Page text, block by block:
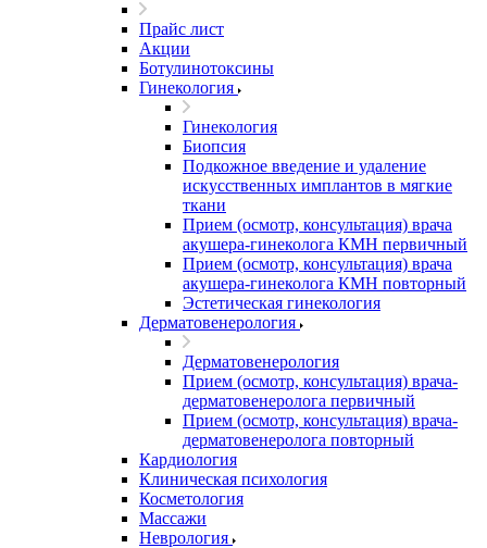
Прайс лист
Акции
Ботулинотоксины
Гинекология
Гинекология
Биопсия
Подкожное введение и удаление
искусственных имплантов в мягкие
ткани
Прием (осмотр, консультация) врача
акушера-гинеколога КМН первичный
Прием (осмотр, консультация) врача
акушера-гинеколога КМН повторный
Эстетическая гинекология
Дерматовенерология
Дерматовенерология
Прием (осмотр, консультация) врача-
дерматовенеролога первичный
Прием (осмотр, консультация) врача-
дерматовенеролога повторный
Кардиология
Клиническая психология
Косметология
Массажи
Неврология